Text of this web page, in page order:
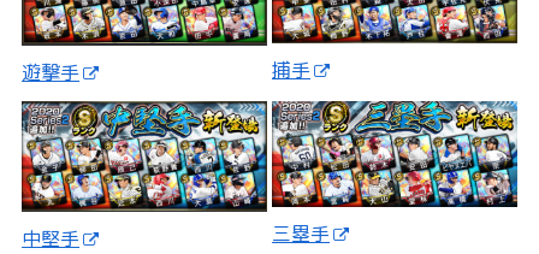
遊撃手 捕手
中堅手 三塁手